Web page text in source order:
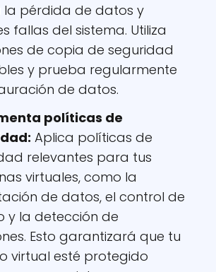
pérdida de datos y
fallas del sistema. Utiliza
de copia de seguridad
y prueba regularmente
de datos.
políticas de
: Aplica políticas de
relevantes para tus
virtuales, como la
de datos, el control de
y la detección de
Esto garantizará que tu
virtual esté protegido